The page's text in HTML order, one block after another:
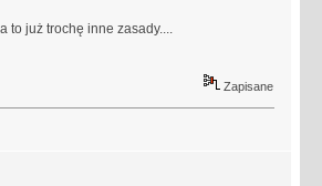
to już trochę inne zasady....
Zapisane